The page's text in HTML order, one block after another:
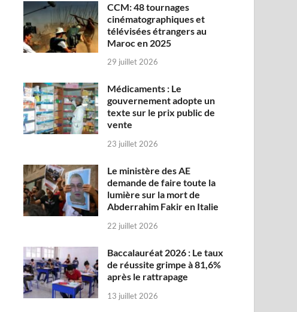
CCM: 48 tournages
cinématographiques et
télévisées étrangers au
Maroc en 2025
29 juillet 2026
Médicaments : Le
gouvernement adopte un
texte sur le prix public de
vente
23 juillet 2026
Le ministère des AE
demande de faire toute la
lumière sur la mort de
Abderrahim Fakir en Italie
22 juillet 2026
Baccalauréat 2026 : Le taux
de réussite grimpe à 81,6%
après le rattrapage
13 juillet 2026